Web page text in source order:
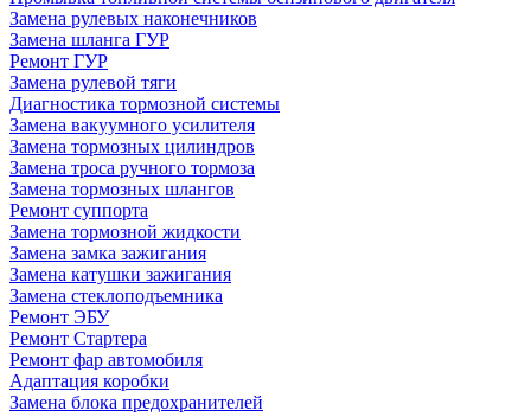
Замена рулевых наконечников
Замена шланга ГУР
Ремонт ГУР
Замена рулевой тяги
Диагностика тормозной системы
Замена вакуумного усилителя
Замена тормозных цилиндров
Замена троса ручного тормоза
Замена тормозных шлангов
Ремонт суппорта
Замена тормозной жидкости
Замена замка зажигания
Замена катушки зажигания
Замена стеклоподъемника
Ремонт ЭБУ
Ремонт Стартера
Ремонт фар автомобиля
Адаптация коробки
Замена блока предохранителей